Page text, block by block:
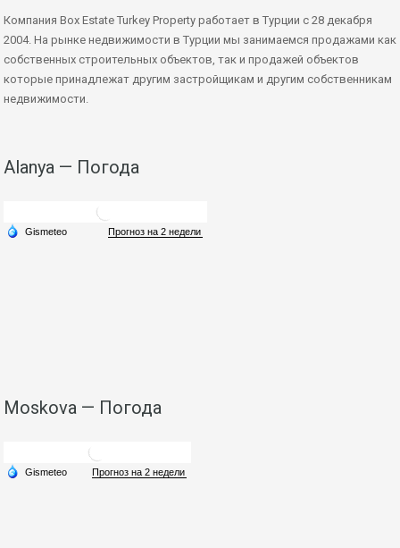
Компания Box Estate Turkey Property работает в Турции с 28 декабря
2004. На рынке недвижимости в Турции мы занимаемся продажами как
собственных строительных объектов, так и продажей объектов
которые принадлежат другим застройщикам и другим собственникам
недвижимости.
Alanya — Погода
Moskova — Погода